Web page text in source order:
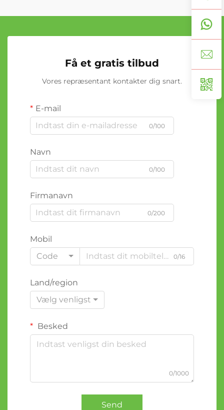
Få et gratis tilbud
Vores repræsentant kontakter dig snart.
E-mail
0/100
Navn
0/100
Firmanavn
0/200
Mobil
Code
0/16
Land/region
Vælg venligst
Besked
0/1000
Send